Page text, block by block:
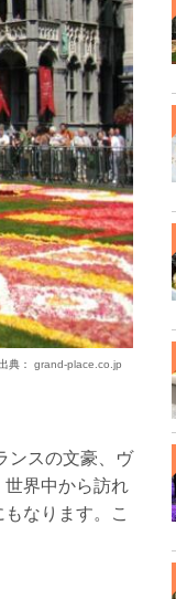
典： grand-place.co.jp
ンスの文豪、ヴ
世界中から訪れ
なります。こ